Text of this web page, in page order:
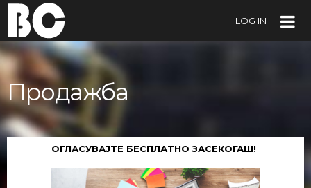
LOG IN
Продажба
ОГЛАСУВАЈТЕ БЕСПЛАТНО ЗАСЕКОГАШ!